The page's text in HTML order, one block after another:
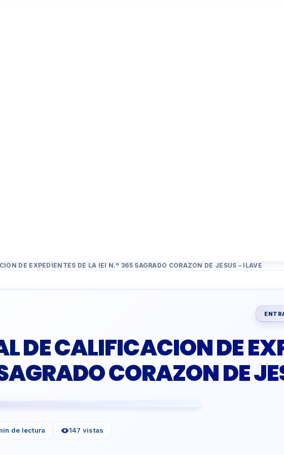
DE EXPEDIENTES DE LA IEI N.º 365 SAGRADO CORAZON DE JESUS – ILAVE
DE CALIFICACION DE
CORAZON DE
de lectura 147 vistas